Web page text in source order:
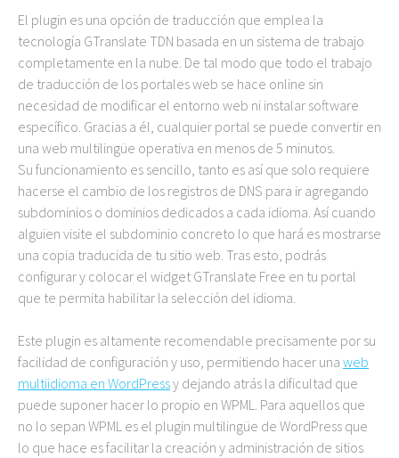
El plugin es una opción de traducción que emplea la
tecnología GTranslate TDN basada en un sistema de trabajo
completamente en la nube. De tal modo que todo el trabajo
de traducción de los portales web se hace online sin
necesidad de modificar el entorno web ni instalar software
específico. Gracias a él, cualquier portal se puede convertir en
una web multilingüe operativa en menos de 5 minutos.
Su funcionamiento es sencillo, tanto es así que solo requiere
hacerse el cambio de los registros de DNS para ir agregando
subdominios o dominios dedicados a cada idioma. Así cuando
alguien visite el subdominio concreto lo que hará es mostrarse
una copia traducida de tu sitio web. Tras esto, podrás
configurar y colocar el widget GTranslate Free en tu portal
que te permita habilitar la selección del idioma.
Este plugin es altamente recomendable precisamente por su
facilidad de configuración y uso, permitiendo hacer una web
multiidioma en WordPressy dejando atrás la dificultad que
puede suponer hacer lo propio en WPML. Para aquellos que
no lo sepan WPML es el plugin multilingüe de WordPress que
lo que hace es facilitar la creación y administración de sitios